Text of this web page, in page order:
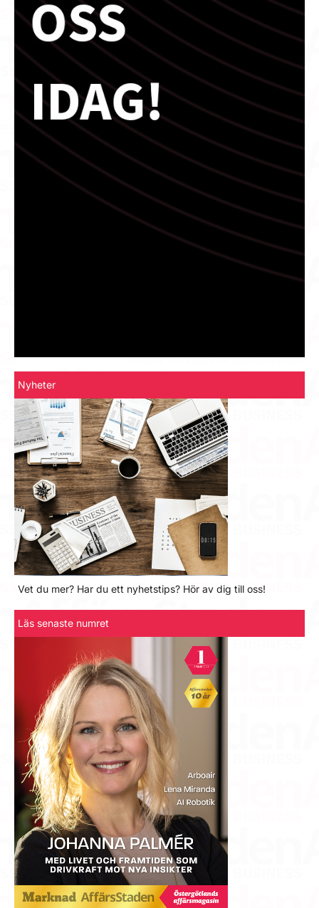
Nyheter
Vet du mer? Har du ett nyhetstips? Hör av dig till oss!
Läs senaste numret